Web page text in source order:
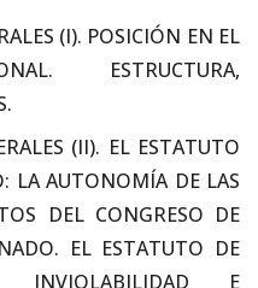
(I). POSICIÓN EN EL
ESTRUCTURA,
(II). EL ESTATUTO
LA AUTONOMÍA DE LAS
DEL CONGRESO DE
EL ESTATUTO DE
INVIOLABILIDAD E